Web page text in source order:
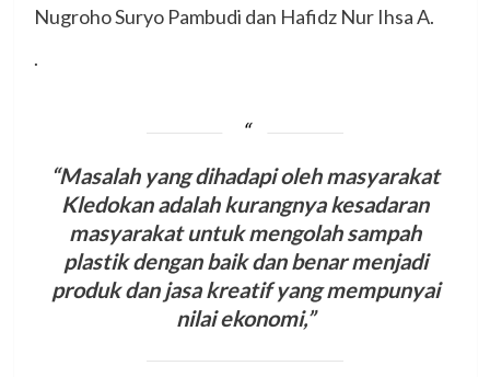
Nugroho Suryo Pambudi dan Hafidz Nur Ihsa A.
.
“Masalah yang dihadapi oleh masyarakat
Kledokan adalah kurangnya kesadaran
masyarakat untuk mengolah sampah
plastik dengan baik dan benar menjadi
produk dan jasa kreatif yang mempunyai
nilai ekonomi,”